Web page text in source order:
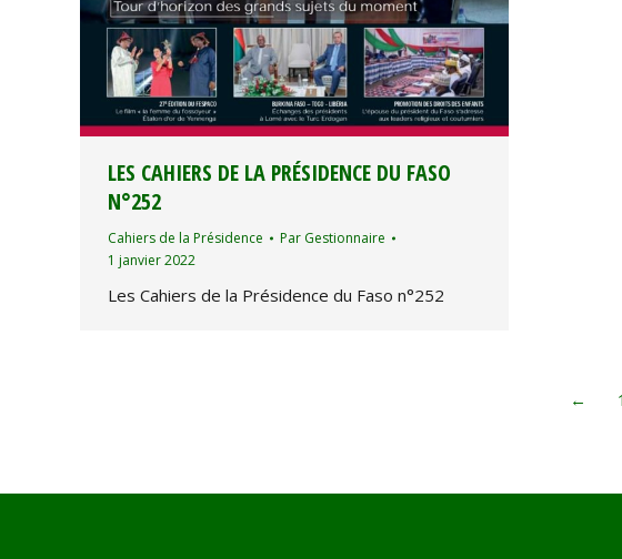
LES CAHIERS DE LA PRÉSIDENCE DU FASO
N°252
Cahiers de la Présidence Par Gestionnaire
1 janvier 2022
Les Cahiers de la Présidence du Faso n°252
← 1